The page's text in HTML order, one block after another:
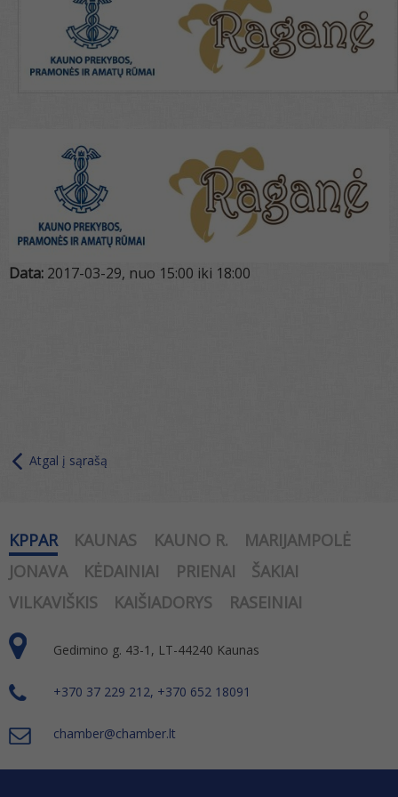
Data: 2017-03-29, nuo 15:00 iki 18:00
Atgal į sąrašą
KPPAR KAUNAS KAUNO R.
MARIJAMPOLĖ
JONAVA
KĖDAINIAI PRIENAI
ŠAKIAI
VILKAVIŠKIS
KAIŠIADORYS RASEINIAI
Gedimino g. 43-1, LT-44240 Kaunas
+370 37 229 212, +370 652 18091
chamber@chamber.lt